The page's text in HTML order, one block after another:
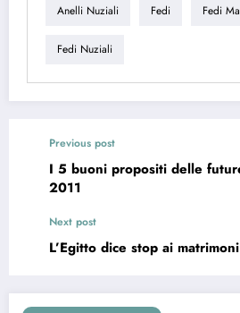
Anelli Nuziali Fedi Fedi
Fedi Nuziali
Previous post
I 5 buoni propositi delle
2011
Next post
L’Egitto dice stop ai